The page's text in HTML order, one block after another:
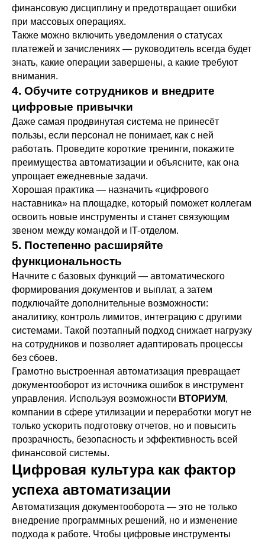
финансовую дисциплину и предотвращает ошибки
при массовых операциях.
Также можно включить уведомления о статусах
платежей и зачислениях — руководитель всегда будет
знать, какие операции завершены, а какие требуют
внимания.
4. Обучите сотрудников и внедрите
цифровые привычки
Даже самая продвинутая система не принесёт
пользы, если персонал не понимает, как с ней
работать. Проведите короткие тренинги, покажите
преимущества автоматизации и объясните, как она
упрощает ежедневные задачи.
Хорошая практика — назначить «цифрового
наставника» на площадке, который поможет коллегам
освоить новые инструменты и станет связующим
звеном между командой и IT-отделом.
5. Постепенно расширяйте
функциональность
Начните с базовых функций — автоматического
формирования документов и выплат, а затем
подключайте дополнительные возможности:
аналитику, контроль лимитов, интеграцию с другими
системами. Такой поэтапный подход снижает нагрузку
на сотрудников и позволяет адаптировать процессы
без сбоев.
Грамотно выстроенная автоматизация превращает
документооборот из источника ошибок в инструмент
управления. Используя возможности ВТОРИУМ,
компании в сфере утилизации и переработки могут не
только ускорить подготовку отчетов, но и повысить
прозрачность, безопасность и эффективность всей
финансовой системы.
Цифровая культура как фактор
успеха автоматизации
Автоматизация документооборота — это не только
внедрение программных решений, но и изменение
подхода к работе. Чтобы цифровые инструменты